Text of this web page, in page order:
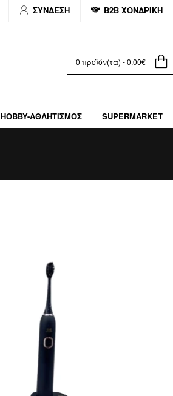
ΣΥΝΔΕΣΗ B2B ΧΟΝΔΡΙΚΗ
0 προϊόν(τα) - 0,00€
HOBBY-ΑΘΛΗΤΙΣΜΌΣ SUPERMARKET